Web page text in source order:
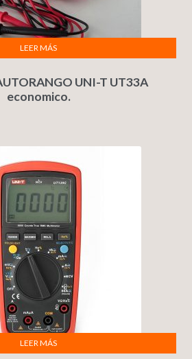
UNI-T UT33A
economico.
LEER MÁS
LEER MÁS